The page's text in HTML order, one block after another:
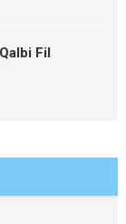
Fil